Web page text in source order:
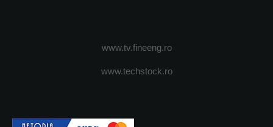
www.tv.fineeng.ro
www.techstock.ro